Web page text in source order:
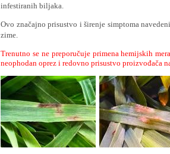
infestiranih biljaka.
Ovo značajno prisustvo i širenje simptoma
zime.
Trenutno se ne preporučuje primena hemijskih
neophodan oprez i redovno prisustvo proizvođača